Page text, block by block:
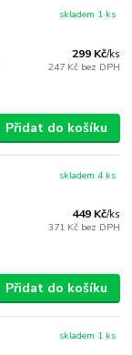
299 Kč/ks
247 Kč bez DPH
skladem 1 ks
Přidat do košíku
449 Kč/ks
371 Kč bez DPH
skladem 4 ks
Přidat do košíku
skladem 1 ks